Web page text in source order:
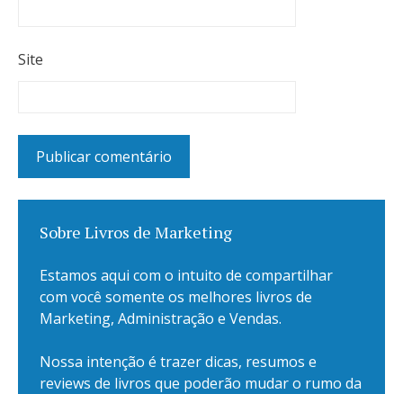
Site
Sobre Livros de Marketing
Estamos aqui com o intuito de compartilhar
com você somente os melhores livros de
Marketing, Administração e Vendas.
Nossa intenção é trazer dicas, resumos e
reviews de livros que poderão mudar o rumo da